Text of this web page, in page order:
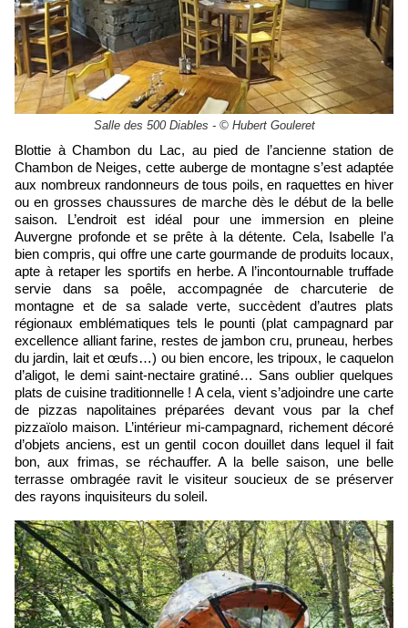
Salle des 500 Diables - © Hubert Gouleret
Blottie à Chambon du Lac, au pied de l’ancienne station de
Chambon de Neiges, cette auberge de montagne s’est adaptée
aux nombreux randonneurs de tous poils, en raquettes en hiver
ou en grosses chaussures de marche dès le début de la belle
saison. L’endroit est idéal pour une immersion en pleine
Auvergne profonde et se prête à la détente. Cela, Isabelle l’a
bien compris, qui offre une carte gourmande de produits locaux,
apte à retaper les sportifs en herbe. A l’incontournable truffade
servie dans sa poêle, accompagnée de charcuterie de
montagne et de sa salade verte, succèdent d’autres plats
régionaux emblématiques tels le pounti (plat campagnard par
excellence alliant farine, restes de jambon cru, pruneau, herbes
du jardin, lait et œufs…) ou bien encore, les tripoux, le caquelon
d’aligot, le demi saint-nectaire gratiné… Sans oublier quelques
plats de cuisine traditionnelle ! A cela, vient s’adjoindre une carte
de pizzas napolitaines préparées devant vous par la chef
pizzaïolo maison. L’intérieur mi-campagnard, richement décoré
d’objets anciens, est un gentil cocon douillet dans lequel il fait
bon, aux frimas, se réchauffer. A la belle saison, une belle
terrasse ombragée ravit le visiteur soucieux de se préserver
des rayons inquisiteurs du soleil.